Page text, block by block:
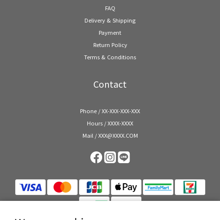
FAQ
Delivery & Shipping
Payment
Return Policy
Terms & Conditions
Contact
Phone / XX-XXX-XXX-XXX
Hours / XXXX-XXXX
Mail / XXX@XXXX.COM